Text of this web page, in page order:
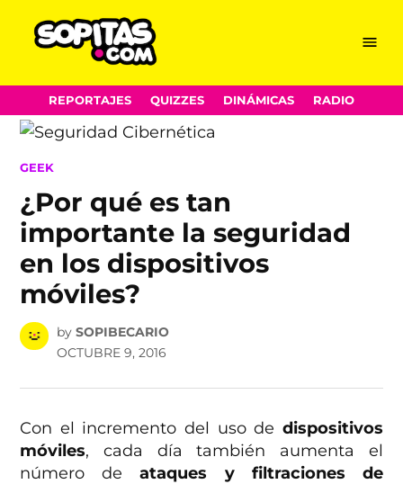
Skip
to
content
Menu
REPORTAJES QUIZZES DINÁMICAS RADIO
POSTED
GEEK
¿Por qué es tan
importante la seguridad
en los dispositivos
móviles?
by SOPIBECARIO
OCTUBRE 9, 2016
Con el incremento del uso de dispositivos
móviles, cada día también aumenta el
número deataques y filtraciones de